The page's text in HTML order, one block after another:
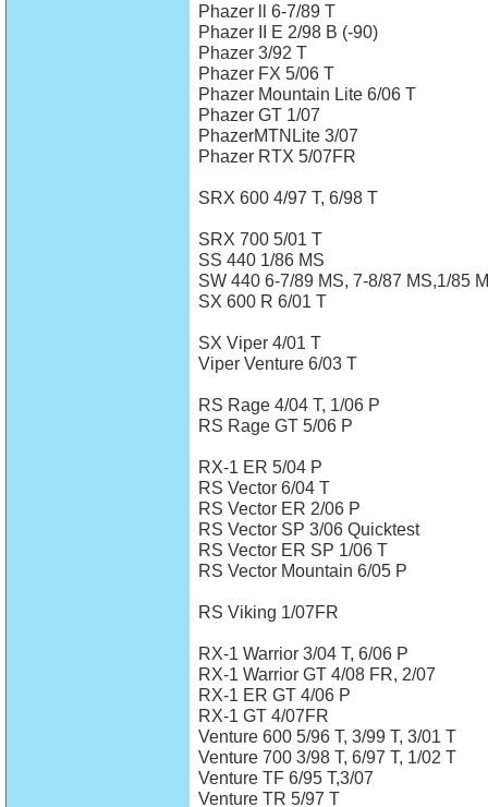
Phazer ll 6-7/89 T
Phazer II E 2/98 B (-90)
Phazer 3/92 T
Phazer FX 5/06 T
Phazer Mountain Lite 6/06 T
Phazer GT 1/07
PhazerMTNLite 3/07
Phazer RTX 5/07FR
SRX 600 4/97 T, 6/98 T
SRX 700 5/01 T
SS 440 1/86 MS
SW 440 6-7/89 MS, 7-8/87 MS,1/85
SX 600 R 6/01 T
SX Viper 4/01 T
Viper Venture 6/03 T
RS Rage 4/04 T, 1/06 P
RS Rage GT 5/06 P
RX-1 ER 5/04 P
RS Vector 6/04 T
RS Vector ER 2/06 P
RS Vector SP 3/06 Quicktest
RS Vector ER SP 1/06 T
RS Vector Mountain 6/05 P
RS Viking 1/07FR
RX-1 Warrior 3/04 T, 6/06 P
RX-1 Warrior GT 4/08 FR, 2/07
RX-1 ER GT 4/06 P
RX-1 GT 4/07FR
Venture 600 5/96 T, 3/99 T, 3/01 T
Venture 700 3/98 T, 6/97 T, 1/02 T
Venture TF 6/95 T,3/07
Venture TR 5/97 T